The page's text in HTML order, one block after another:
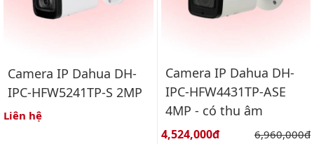
Camera IP Dahua DH-
IPC-HFW5241TP-S 2MP
Liên hệ
Camera IP Dahua DH-
IPC-HFW4431TP-ASE
4MP - có thu âm
Giá bán:
4,524,000đ Giá gốc:
6,960,000đ